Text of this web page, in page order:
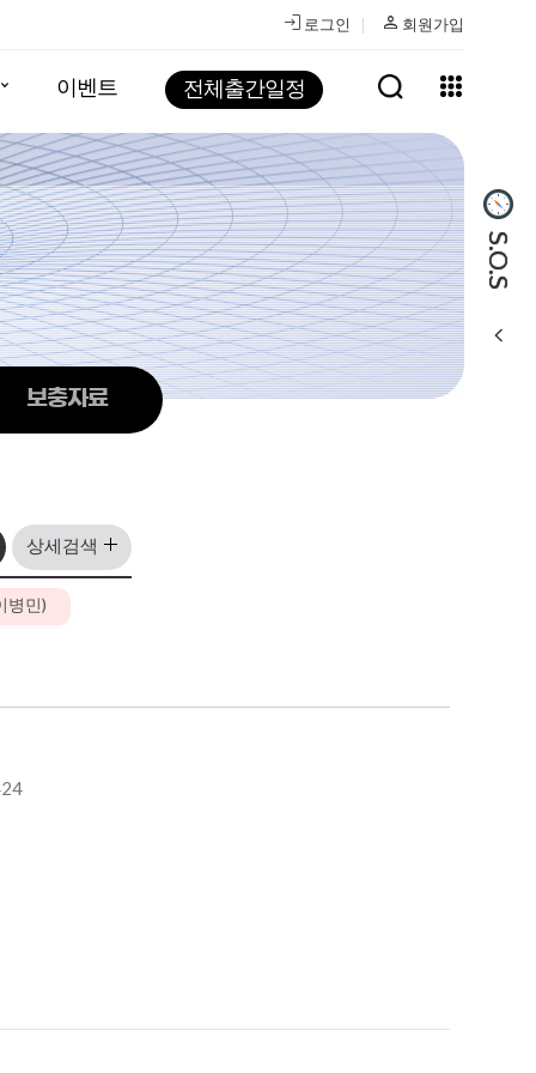
login 로그인 person 회원가입
국어 영어 중등 기본서 영어
영어 수학 고등 기본서 국어
이벤트 전체출간일정
본서 영어 수학 고등 기본서 국어 영어
본서 영어 고등 기본서 국어 영어
S.O.S
keyboard_arrow_down
보충자료
병민)
상세검색